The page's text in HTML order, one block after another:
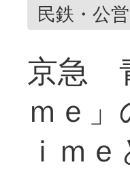
民鉄・公
京急
ｍｅ
ｉｍ